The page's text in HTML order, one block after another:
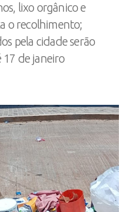
lixo orgânico e
o recolhimento;
pela cidade serão
de janeiro